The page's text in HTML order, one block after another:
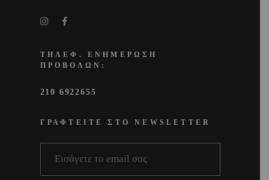
ΤΗΛΕΦ. ΕΝΗΜΕΡΩΣΗ
ΠΡΟΒΟΛΩΝ:
210 6922655
ΓΡΑΦΤΕΙΤΕ ΣΤΟ NEWSLETTER